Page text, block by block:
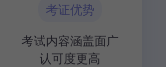
考证优势
考试内容涵盖面广
认可度更高